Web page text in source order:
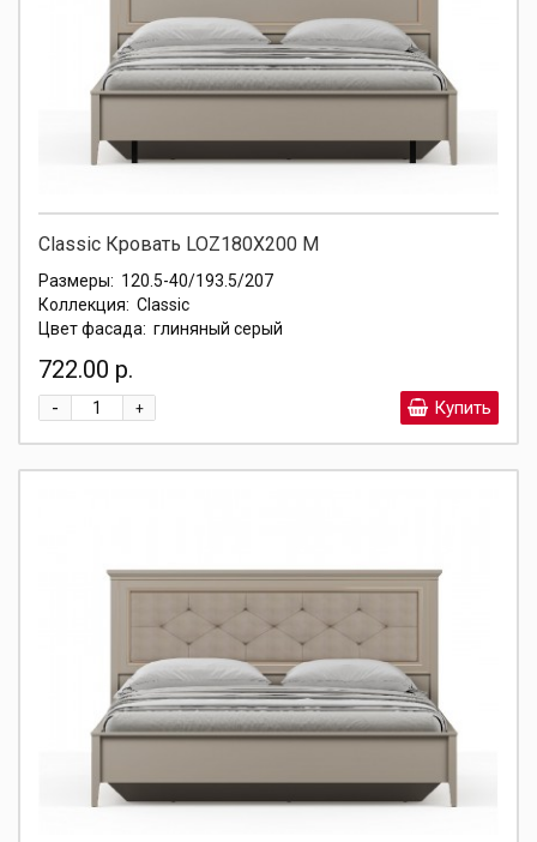
Classic Кровать LOZ180X200 М
Размеры: 120.5-40/193.5/207
Коллекция: Classic
Цвет фасада: глиняный серый
722.00 р.
+
- Купить